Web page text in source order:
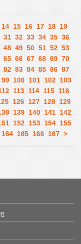
14 15 16 17 18 19
31 32 33 34 35 36
48 49 50 51 52 53
65 66 67 68 69 70
82 83 84 85 86 87
99 100 101 102 103
113 114 115 116
126 127 128 129
139 140 141 142
152 153 154 155
164 165 166 167 >